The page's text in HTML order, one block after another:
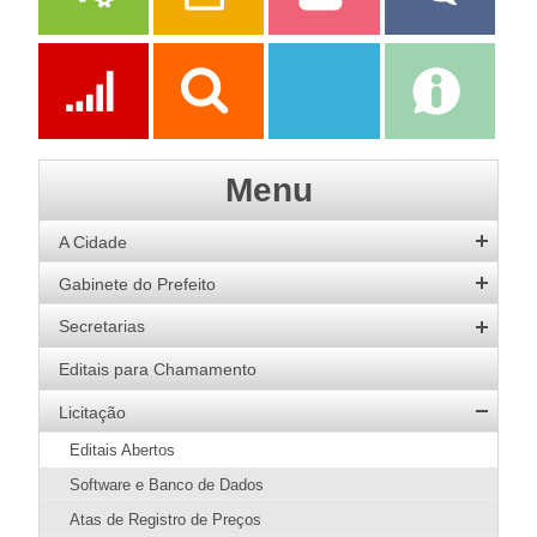
Serviços Publicações Servidor
Fale Com a
Prefeitura
Menu
A Cidade
História
Bandeira
Acervo de Imagens
Galeria de Prefeitos
Patrimônio Cultural
Agenda de Eventos
Guia Prático
Gabinete do Prefeito
Prefeito
Agenda do Prefeito
Secretarias
Agricultura
Educação
Esportes
Editais para Chamamento
Licitação
Editais Abertos
Software e Banco de Dados
Atas de Registro de Preços